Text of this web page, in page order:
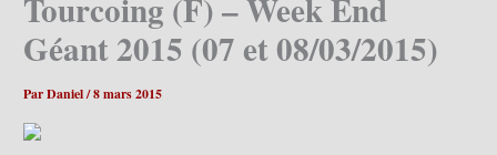
Géant 2015 (07 et 08/03/2015)
ParDaniel/8 mars 2015